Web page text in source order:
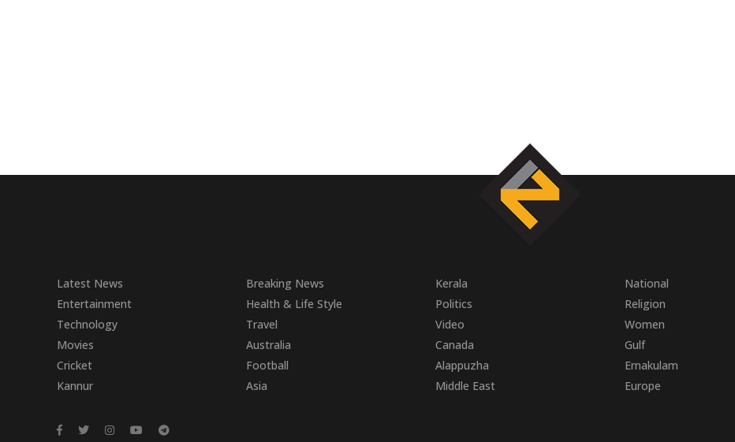
Latest News Breaking News Kerala National
Entertainment
Health & Life Style Politics Religion
Technology
Travel Video Women
Movies
Australia Canada Gulf
Cricket
Football Alappuzha Ernakulam
Kannur
Asia Middle East Europe